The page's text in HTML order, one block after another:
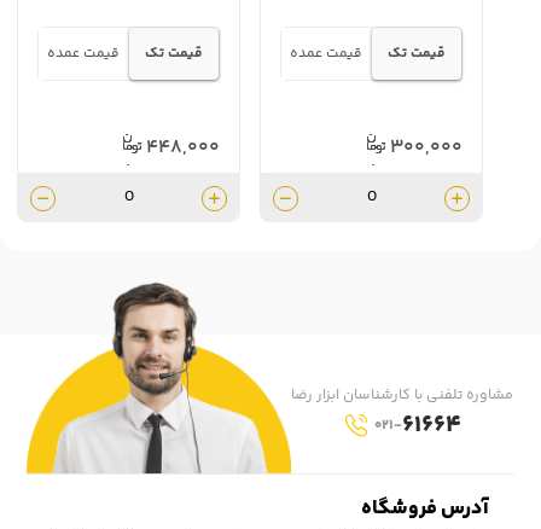
قیمت تک قیمت عمده
۳۰۰,۰۰۰
۲۷۰,۰۰۰
قیمت تک قیمت عمده
۴۴۸,۰۰۰
۴۰۳,۲۰۰
آدرس فروشگاه
مشاوره تلفنی با کارشناسان ابزار رضا
021-61664